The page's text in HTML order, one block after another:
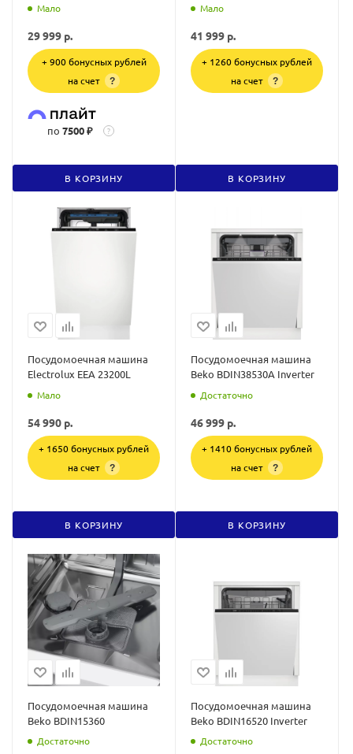
Мало
29 999 р.
+ 900 бонусных рублей
на счет
?
по 7500 ₽ ?
В КОРЗИНУ
Мало
41 999 р.
+ 1260 бонусных рублей
на счет
?
В КОРЗИНУ
Посудомоечная машина
Electrolux EEA 23200L
Мало
54 990 р.
+ 1650 бонусных рублей
на счет
?
В КОРЗИНУ
Посудомоечная машина
Beko BDIN38530A Inverter
Достаточно
46 999 р.
+ 1410 бонусных рублей
на счет
?
В КОРЗИНУ
Посудомоечная машина
Beko BDIN15360
Достаточно
Посудомоечная машина
Beko BDIN16520 Inverter
Достаточно